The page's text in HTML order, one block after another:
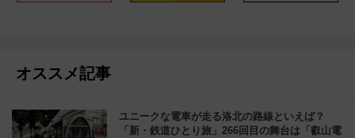
オススメ記事
ユニークな電車が走る洛北の路線といえば？
「新・鉄道ひとり旅」266回目の舞台は「叡山電